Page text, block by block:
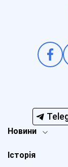
Новини
Історія